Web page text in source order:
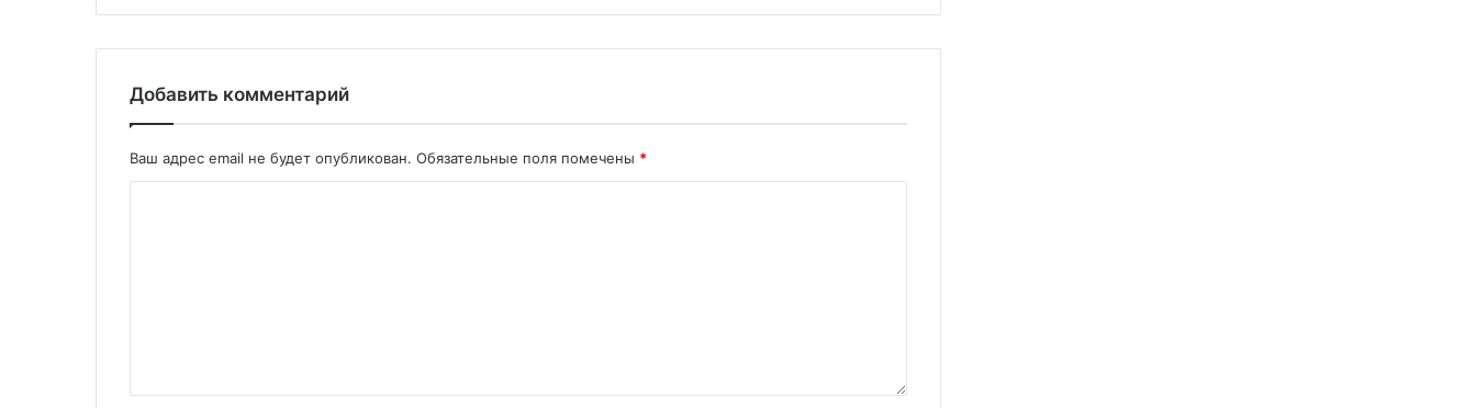
Добавить комментарий
Ваш адрес email не будет опубликован. Обязательные поля помечены *